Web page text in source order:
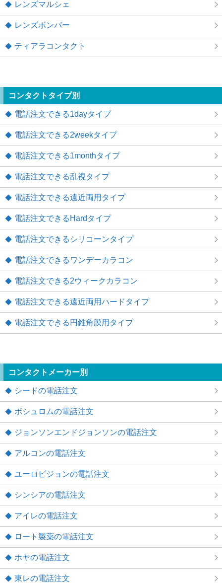
レンズマルシェ
レンズボンバー
ティアラコンタクト
コンタクトタイプ別
電話注文できる1dayタイプ
電話注文できる2weekタイプ
電話注文できる1monthタイプ
電話注文できる乱視タイプ
電話注文できる遠近両用タイプ
電話注文できるHardタイプ
電話注文できるシリコーンタイプ
電話注文できるワンデーカラコン
電話注文できる2ウィークカラコン
電話注文できる遠近両用ハードタイプ
電話注文できる円錐角膜用タイプ
コンタクトメーカー別
シードの電話注文
ボシュロムの電話注文
ジョンソンエンドジョンソンの電話注文
アルコンの電話注文
ユーロビジョンの電話注文
シンシアの電話注文
アイレの電話注文
ロート製薬の電話注文
ホヤの電話注文
東レの電話注文